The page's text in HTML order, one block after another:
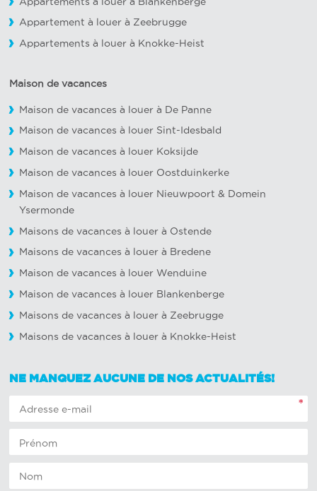
Appartement à louer à Zeebrugge
Appartements à louer à Knokke-Heist
Maison de vacances
Maison de vacances à louer à De Panne
Maison de vacances à louer Sint-Idesbald
Maison de vacances à louer Koksijde
Maison de vacances à louer Oostduinkerke
Maison de vacances à louer Nieuwpoort & Domein
Ysermonde
Maisons de vacances à louer à Ostende
Maisons de vacances à louer à Bredene
Maison de vacances à louer Wenduine
Maison de vacances à louer Blankenberge
Maisons de vacances à louer à Zeebrugge
Maisons de vacances à louer à Knokke-Heist
NE MANQUEZ AUCUNE DE NOS ACTUALITÉS!
*